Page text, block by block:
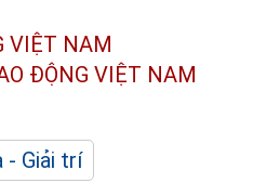
VIỆT NAM
ĐỘNG VIỆT NAM
- Giải trí